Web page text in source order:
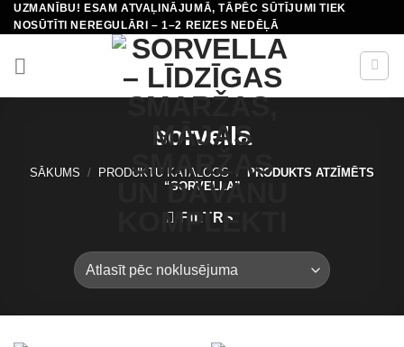
Skip
to
content
UZMANĪBU! ESAM ATVAĻINĀJUMĀ, TĀPĒC SŪTĪJUMI TIEK
NOSŪTĪTI NEREGULĀRI – 1–2 REIZES NEDĒĻĀ
sorvella
SĀKUMS / PRODUKTU KATALOGS /
PRODUKTS ATZĪMĒTS
“SORVELLA”
FILTRS